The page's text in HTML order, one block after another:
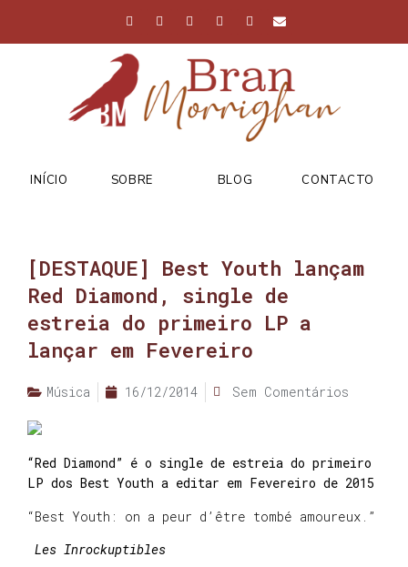
INÍCIO SOBRE BLOG CONTACTO
[DESTAQUE] Best Youth lançam
Red Diamond, single de
estreia do primeiro LP a
lançar em Fevereiro
Música 16/12/2014 Sem Comentários
“Red Diamond” é o single de estreia do primeiro
LP dos Best Youth a editar em Fevereiro de 2015
“Best Youth: on a peur d’être tombé amoureux.”
Les Inrockuptibles